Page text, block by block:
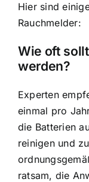
Hier sind
Rauchmelder:
Wie oft
werden?
Experten
einmal pro
die Batterien
reinigen und
ratsam, die